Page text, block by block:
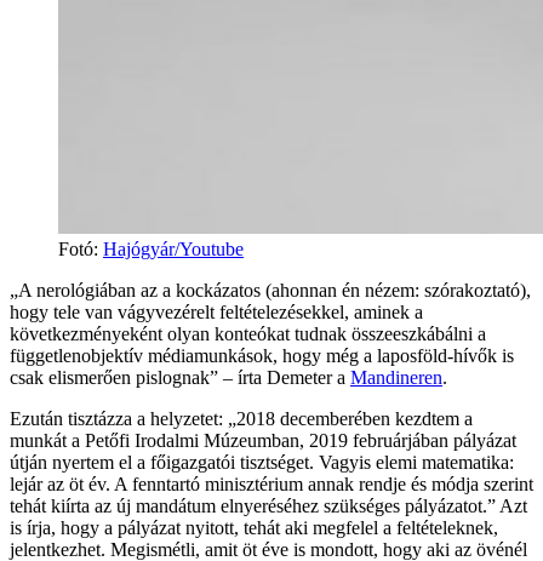
Fotó: Hajógyár/Youtube
„A nerológiában az a kockázatos (ahonnan én nézem: szórakoztató),
hogy tele van vágyvezérelt feltételezésekkel, aminek a
következményeként olyan konteókat tudnak összeeszkábálni a
függetlenobjektív médiamunkások, hogy még a laposföld-hívők is
csak elismerően pislognak” – írta Demeter a Mandineren.
Ezután tisztázza a helyzetet: „2018 decemberében kezdtem a
munkát a Petőfi Irodalmi Múzeumban, 2019 februárjában pályázat
útján nyertem el a főigazgatói tisztséget. Vagyis elemi matematika:
lejár az öt év. A fenntartó minisztérium annak rendje és módja szerint
tehát kiírta az új mandátum elnyeréséhez szükséges pályázatot.” Azt
is írja, hogy a pályázat nyitott, tehát aki megfelel a feltételeknek,
jelentkezhet. Megismétli, amit öt éve is mondott, hogy aki az övénél